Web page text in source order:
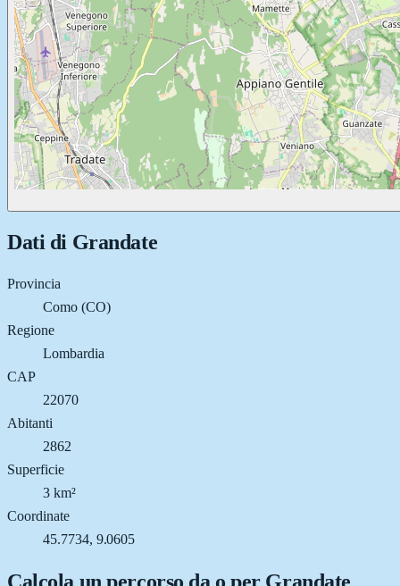
Dati di Grandate
Provincia
Como (CO)
Regione
Lombardia
CAP
22070
Abitanti
2862
Superficie
3 km²
Coordinate
45.7734, 9.0605
Calcola un percorso da o per Grandate